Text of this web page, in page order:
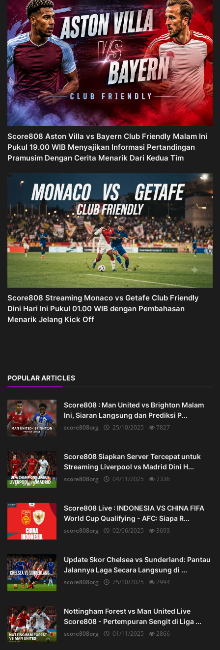
Score808 Aston Villa vs Bayern Club Friendly Malam Ini
Pukul 19.00 WIB Menyajikan Informasi Pertandingan
Pramusim Dengan Cerita Menarik Dari Kedua Tim
Score808 Streaming Monaco vs Getafe Club Friendly
Dini Hari Ini Pukul 01.00 WIB dengan Pembahasan
Menarik Jelang Kick Off
POPULAR ARTICLES
Score808 : Man United vs Brighton Malam
Ini, Siaran Langsung dan Prediksi P...
score808org
25/10/2025 7827
Score808 Siapkan Server Tercepat untuk
Streaming Liverpool vs Madrid Dini H...
score808org
04/11/2025 7336
Score808 Live : INDONESIA VS CHINA FIFA
World Cup Qualifying - AFC: Siapa R...
score808org
02/06/2025 3693
Update Skor Chelsea vs Sunderland: Pantau
Jalannya Laga Secara Langsung di ...
score808org
25/10/2025 2994
Nottingham Forest vs Man United Live
Score808 - Pertempuran Sengit di Liga ...
score808org
01/11/2025 2866